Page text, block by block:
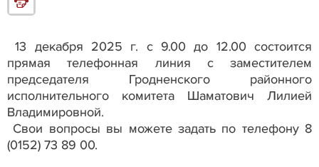
13 декабря 2025 г. с 9.00 до 12.00 состоится
прямая телефонная линия с заместителем
председателя Гродненского районного
исполнительного комитета Шаматович Лилией
Владимировной.
Свои вопросы вы можете задать по телефону 8
(0152) 73 89 00.